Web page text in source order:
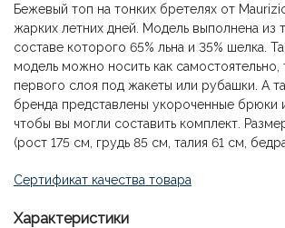
Бежевый топ на тонких бретелях от
жарких летних дней. Модель выполнена из
составе которого 65% льна и 35% шелка.
модель можно носить как самостоятельно,
первого слоя под жакеты или рубашки. А
бренда представлены укороченные брюки
чтобы вы могли составить комплект.
(рост 175 см, грудь 85 см, талия 61 см,
Сертификат качества товара
Характеристики